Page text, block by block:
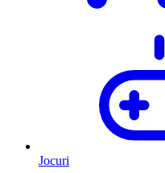
Jocuri